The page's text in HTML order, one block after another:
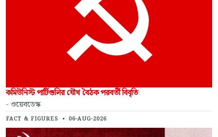
কমিউনিস্ট পার্টিগুলির যৌথ বৈঠক পরবর্তী বিবৃতি
- ওয়েবডেস্ক
FACT & FIGURES • 06-AUG-2026